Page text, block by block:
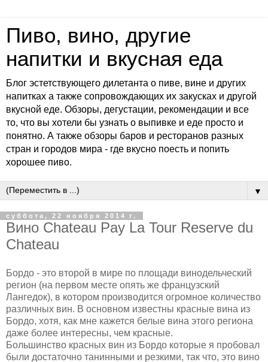
Пиво, вино, другие
напитки и вкусная еда
Блог эстетствующего дилетанта о пиве, вине и других
напитках а также сопровождающих их закусках и другой
вкусной еде. Обзоры, дегустации, рекомендации и все
то, что вы хотели бы узнать о выпивке и еде просто и
понятно. А также обзоры баров и ресторанов разных
стран и городов мира - где вкусно поесть и попить
хорошее пиво.
▼
суббота, 22 ноября 2014 г.
Вино Chateau Pay La Tour Reserve du
Chateau
Бордо - это второй в мире по площади винодельческий
регион (на первом месте опять же французский
Лангедок), в котором производится огромное количество
различных вин. В основном известны красные вина из
Бордо, хотя, как мне кажется белые вина этого региона
даже более интересны, чем красные.
Большинство красных вин из Бордо которые я пробовал
были достаточно танинными и резкими, так что, это вино